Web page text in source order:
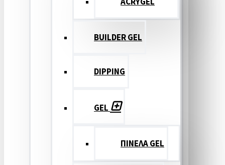
BUILDER GEL
DIPPING
GEL
ΠΙΝΕΛΑ GEL